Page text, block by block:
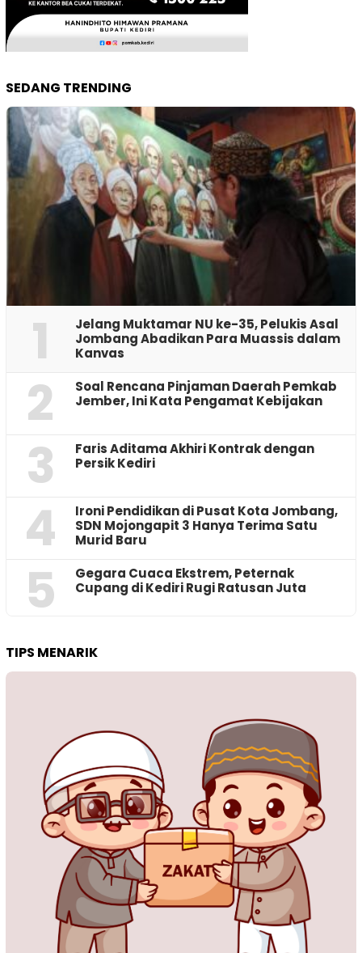
SEDANG TRENDING
1
Jelang Muktamar NU ke-35, Pelukis Asal
Jombang Abadikan Para Muassis dalam
Kanvas
2
‎Soal Rencana Pinjaman Daerah Pemkab
Jember, Ini Kata Pengamat Kebijakan ‎
3
Faris Aditama Akhiri Kontrak dengan
Persik Kediri
4
Ironi Pendidikan di Pusat Kota Jombang,
SDN Mojongapit 3 Hanya Terima Satu
Murid Baru
5
‎Gegara Cuaca Ekstrem, Peternak
Cupang di Kediri Rugi Ratusan Juta
TIPS MENARIK